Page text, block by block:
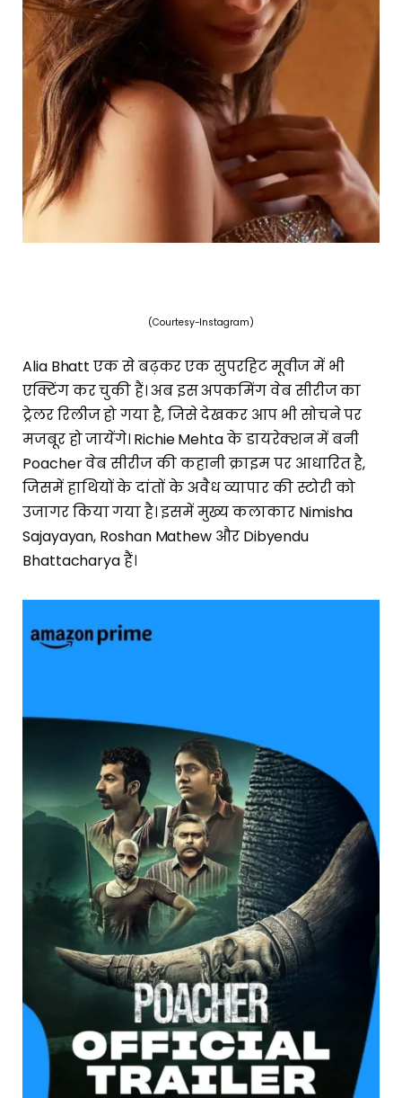
(Courtesy-Instagram)
Alia Bhatt एक से बढ़कर एक सुपरहिट मूवीज में भी
एक्टिंग कर चुकी हैं। अब इस अपकमिंग वेब सीरीज का
ट्रेलर रिलीज हो गया है, जिसे देखकर आप भी सोचने पर
मजबूर हो जायेंगे। Richie Mehta के डायरेक्शन में बनी
Poacher वेब सीरीज की कहानी क्राइम पर आधारित है,
जिसमें हाथियों के दांतों के अवैध व्यापार की स्टोरी को
उजागर किया गया है। इसमें मुख्य कलाकार Nimisha
Sajayayan, Roshan Mathew और Dibyendu
Bhattacharya हैं।